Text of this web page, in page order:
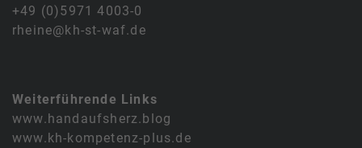
+49 (0)5971 4003-0
rheine@kh-st-waf.de
Weiterführende Links
www.handaufsherz.blog
www.kh-kompetenz-plus.de